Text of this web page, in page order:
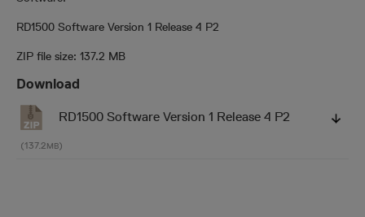
RD1500 Software Version 1 Release 4 P2
ZIP file size: 137.2 MB
Download
RD1500 Software Version 1 Release 4 P2
(137.2MB)